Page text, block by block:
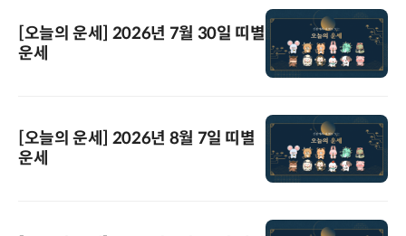
[오늘의 운세] 2026년 7월 30일 띠별
운세
[오늘의 운세] 2026년 8월 7일 띠별
운세